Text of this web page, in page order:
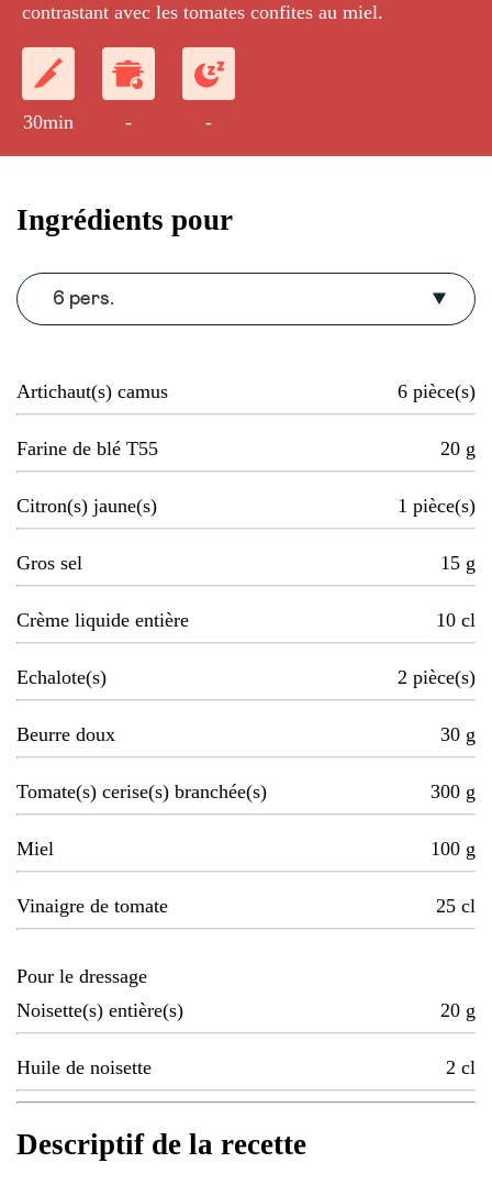
contrastant avec les tomates confites au miel.
30min - -
Ingrédients pour
6 pers.
Artichaut(s) camus 6 pièce(s)
Farine de blé T55 20 g
Citron(s) jaune(s) 1 pièce(s)
Gros sel 15 g
Crème liquide entière 10 cl
Echalote(s) 2 pièce(s)
Beurre doux 30 g
Tomate(s) cerise(s) branchée(s) 300 g
Miel 100 g
Vinaigre de tomate 25 cl
Pour le dressage
Noisette(s) entière(s)
20 g
Huile de noisette 2 cl
Descriptif de la recette